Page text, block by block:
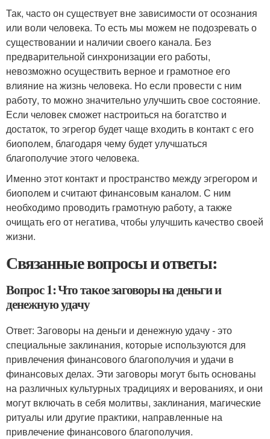
Так, часто он существует вне зависимости от осознания
или воли человека. То есть мы можем не подозревать о
существовании и наличии своего канала. Без
предварительной синхронизации его работы,
невозможно осуществить верное и грамотное его
влияние на жизнь человека. Но если провести с ним
работу, то можно значительно улучшить свое состояние.
Если человек сможет настроиться на богатство и
достаток, то эгрегор будет чаще входить в контакт с его
биополем, благодаря чему будет улучшаться
благополучие этого человека.
Именно этот контакт и пространство между эгрегором и
биополем и считают финансовым каналом. С ним
необходимо проводить грамотную работу, а также
очищать его от негатива, чтобы улучшить качество своей
жизни.
Связанные вопросы и ответы:
Вопрос 1: Что такое заговоры на деньги и
денежную удачу
Ответ: Заговоры на деньги и денежную удачу - это
специальные заклинания, которые используются для
привлечения финансового благополучия и удачи в
финансовых делах. Эти заговоры могут быть основаны
на различных культурных традициях и верованиях, и они
могут включать в себя молитвы, заклинания, магические
ритуалы или другие практики, направленные на
привлечение финансового благополучия.